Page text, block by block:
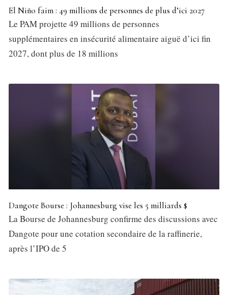
El Niño faim : 49 millions de personnes de plus d’ici 2027
Le PAM projette 49 millions de personnes
supplémentaires en insécurité alimentaire aiguë d’ici fin
2027, dont plus de 18 millions
Dangote Bourse : Johannesburg vise les 5 milliards $
La Bourse de Johannesburg confirme des discussions avec
Dangote pour une cotation secondaire de la raffinerie,
après l’IPO de 5